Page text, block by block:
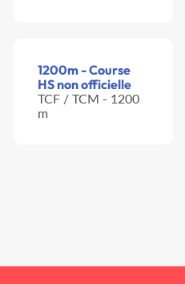
1200m - Course
HS non officielle
TCF / TCM - 1200
m